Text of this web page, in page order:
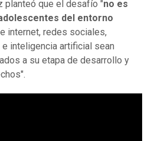
planteó que el desafío "no es
del entorno
internet, redes sociales,
inteligencia artificial sean
a su etapa de desarrollo y